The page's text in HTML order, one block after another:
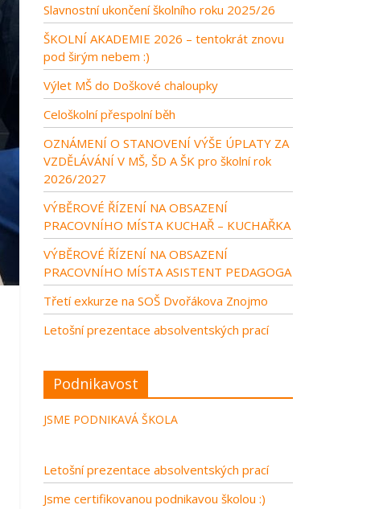
Slavnostní ukončení školního roku 2025/26
ŠKOLNÍ AKADEMIE 2026 – tentokrát znovu
pod širým nebem :)
Výlet MŠ do Doškové chaloupky
Celoškolní přespolní běh
OZNÁMENÍ O STANOVENÍ VÝŠE ÚPLATY ZA
VZDĚLÁVÁNÍ V MŠ, ŠD A ŠK pro školní rok
2026/2027
VÝBĚROVÉ ŘÍZENÍ NA OBSAZENÍ
PRACOVNÍHO MÍSTA KUCHAŘ – KUCHAŘKA
VÝBĚROVÉ ŘÍZENÍ NA OBSAZENÍ
PRACOVNÍHO MÍSTA ASISTENT PEDAGOGA
Třetí exkurze na SOŠ Dvořákova Znojmo
Letošní prezentace absolventských prací
Podnikavost
JSME PODNIKAVÁ ŠKOLA
Letošní prezentace absolventských prací
Jsme certifikovanou podnikavou školou :)